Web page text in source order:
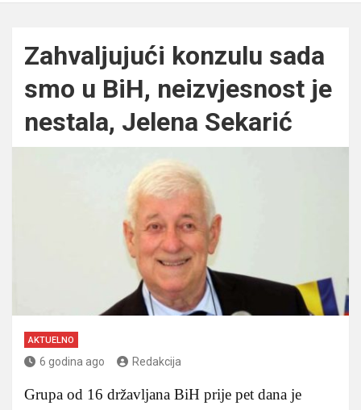
Zahvaljujući konzulu sada
smo u BiH, neizvjesnost je
nestala, Jelena Sekarić
AKTUELNO
6 godina ago Redakcija
Grupa od 16 državljana BiH prije pet dana je